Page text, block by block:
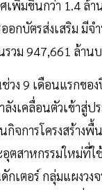
เพิ่มขึ้นกว่า 1.4 ล้
อกบัตรส่งเสริม มีจ
รวม 947,661 ล้าน
วง 9 เดือนแรกขอ
งเคลื่อนตัวเข้าสู่ป
กิจการโครงสร้าง
ตสาหกรรมใหม่ที่ใ
กเตอร์ กลุ่มแผงวง